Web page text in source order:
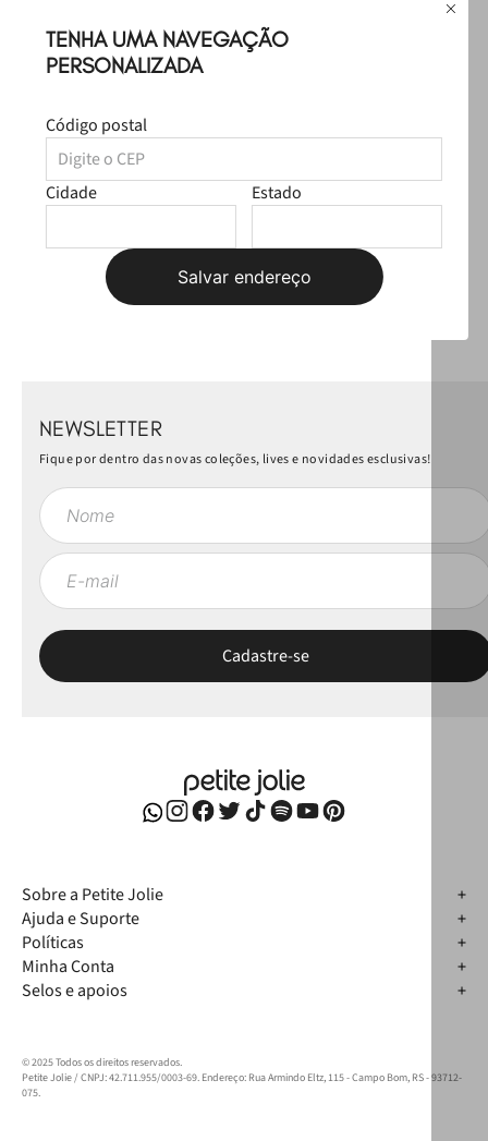
TENHA UMA NAVEGAÇÃO
PERSONALIZADA
Código postal
Cidade Estado
Salvar endereço
Política de Troca
Política de Entrega
Como cuidar
Avaliações
Mais recentes
NEWSLETTER
Fique por dentro das novas coleções, lives e novidades esclusivas!
Sobre a Petite Jolie
Ajuda e Suporte
Políticas
Minha Conta
Selos e apoios
© 2025 Todos os direitos reservados.
Petite Jolie / CNPJ: 42.711.955/0003-69. Endereço: Rua Armindo Eltz, 115 - Campo Bom, RS - 93712-
075.